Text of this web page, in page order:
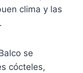
clima y las
se
cócteles,